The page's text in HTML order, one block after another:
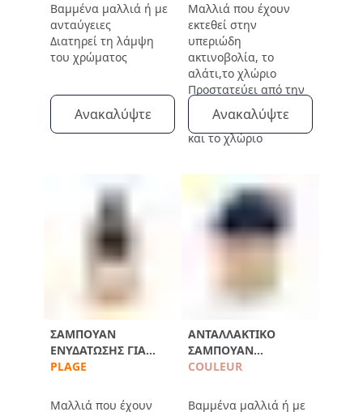
Βαμμένα μαλλιά ή με
ανταύγειες
Διατηρεί τη λάμψη
του χρώματος
Ανακαλύψτε
Μαλλιά που έχουν
εκτεθεί στην
υπεριώδη
ακτινοβολία, το
αλάτι,το χλώριο
Προστατεύει από την
υπεριώδη
ακτινοβολία, το αλάτι
και το χλώριο
Ανακαλύψτε
ΣΑΜΠΟΥΆΝ
ΕΝΥΔΆΤΩΣΗΣ ΓΙΑ
ΜΕΤΆ ΤΟΝ ΉΛΙΟ
PLAGE
Μαλλιά που έχουν
ΑΝΤΑΛΛΑΚΤΙΚΌ
ΣΑΜΠΟΥΆΝ
ΠΡΟΣΤΑΣΊΑΣ
COULEUR
Βαμμένα μαλλιά ή με